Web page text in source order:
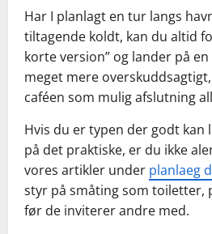
Har I planlagt en tur langs
tiltagende koldt, kan du altid
korte version” og lander på
meget mere
caféen som mulig afslutning
Hvis du er typen der godt kan
på det praktiske, er du ikke
vores artikler under planlaeg
styr på småting som toiletter,
før de inviterer andre med.